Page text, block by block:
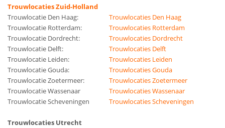
Trouwlocaties Zuid-Holland
Trouwlocatie Den Haag:
Trouwlocaties Den Haag
Trouwlocatie Rotterdam:
Trouwlocaties Rotterdam
Trouwlocatie Dordrecht:
Trouwlocaties Dordrecht
Trouwlocatie Delft:
Trouwlocaties Delft
Trouwlocatie Leiden:
Trouwlocaties Leiden
Trouwlocatie Gouda:
Trouwlocaties Gouda
Trouwlocatie Zoetermeer:
Trouwlocaties Zoetermeer
Trouwlocatie Wassenaar
Trouwlocaties Wassenaar
Trouwlocatie Scheveningen
Trouwlocaties Scheveningen
Trouwlocaties Utrecht